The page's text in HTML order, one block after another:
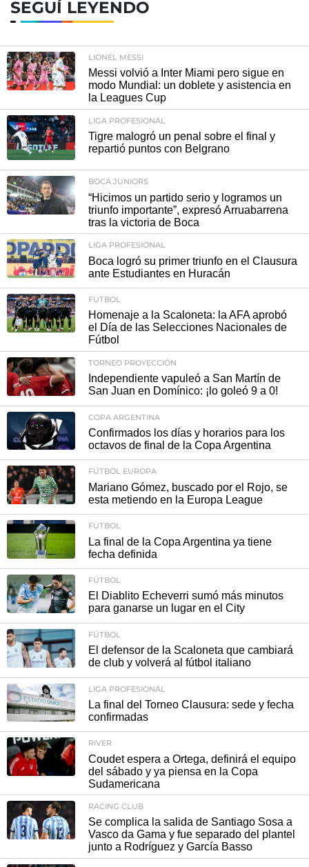
SEGUÍ LEYENDO
LIONEL MESSI
Messi volvió a Inter Miami pero sigue en
modo Mundial: un doblete y asistencia en
la Leagues Cup
LIGA PROFESIONAL
Tigre malogró un penal sobre el final y
repartió puntos con Belgrano
BOCA JUNIORS
“Hicimos un partido serio y logramos un
triunfo importante”, expresó Arruabarrena
tras la victoria de Boca
LIGA PROFESIONAL
Boca logró su primer triunfo en el Clausura
ante Estudiantes en Huracán
FÚTBOL
Homenaje a la Scaloneta: la AFA aprobó
el Día de las Selecciones Nacionales de
Fútbol
TORNEO PROYECCIÓN
Independiente vapuleó a San Martín de
San Juan en Domínico: ¡lo goleó 9 a 0!
COPA ARGENTINA
Confirmados los días y horarios para los
octavos de final de la Copa Argentina
FÚTBOL EUROPA
Mariano Gómez, buscado por el Rojo, se
esta metiendo en la Europa League
FÚTBOL
La final de la Copa Argentina ya tiene
fecha definida
FÚTBOL
El Diablito Echeverri sumó más minutos
para ganarse un lugar en el City
FÚTBOL
El defensor de la Scaloneta que cambiará
de club y volverá al fútbol italiano
LIGA PROFESIONAL
La final del Torneo Clausura: sede y fecha
confirmadas
RIVER
Coudet espera a Ortega, definirá el equipo
del sábado y ya piensa en la Copa
Sudamericana
RACING CLUB
Se complica la salida de Santiago Sosa a
Vasco da Gama y fue separado del plantel
junto a Rodríguez y García Basso